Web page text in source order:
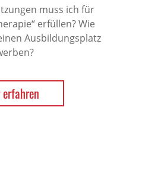
muss ich für
erfüllen? Wie
Ausbildungsplatz